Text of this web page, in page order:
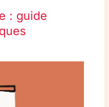
: guide